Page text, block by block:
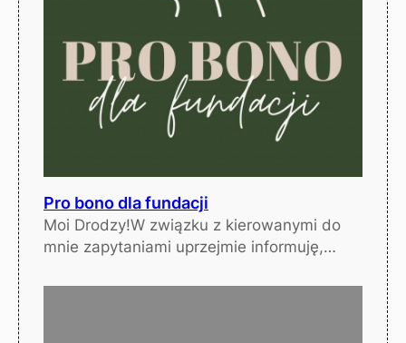
Pro bono dla fundacji
Moi Drodzy!W związku z kierowanymi do
mnie zapytaniami uprzejmie informuję,…